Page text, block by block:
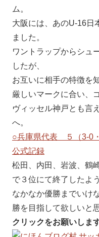
ム。
大阪には、あのU-16日
ました。
ワントラップからシュ
したが、
お互いに相手の特徴を
厳しいマークに合い、
ヴィッセル神戸とも言
へ。
○兵庫県代表 ５（3-0
公式記録
松田、内田、岩波、鶴
で３位にて終了したよ
なかなか優勝までいけ
勝を目指して欲しいと
クリックをお願いしま